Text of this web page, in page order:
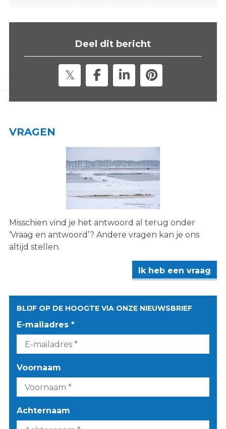
i
Deel dit bericht
VRAGEN
Misschien vind je het antwoord al terug onder
‘Vraag en antwoord’? Andere vragen kan je ons
altijd stellen.
Ik heb een vraag
BLIJF OP DE HOOGTE VIA ONZE NIEUWSBRIEF
E-mailadres *
Voornaam
Achternaam